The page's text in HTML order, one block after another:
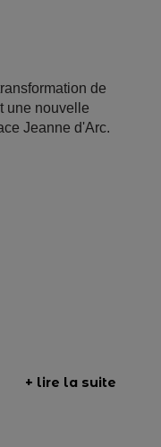
de
une nouvelle
Jeanne d'Arc.
+ lire la suite